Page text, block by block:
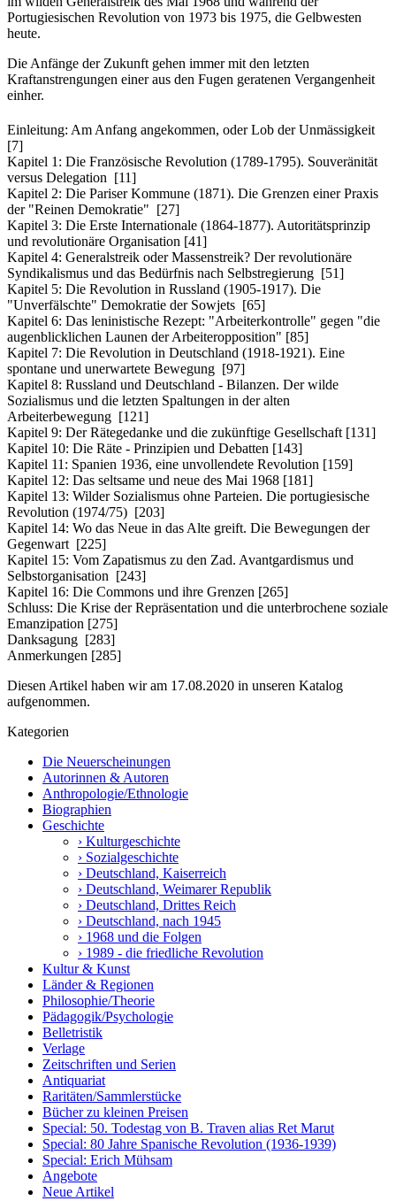
Portugiesischen Revolution von 1973 bis 1975, die Gelbwesten
heute.
Die Anfänge der Zukunft gehen immer mit den letzten
Kraftanstrengungen einer aus den Fugen geratenen Vergangenheit
einher.
Einleitung: Am Anfang angekommen, oder Lob der Unmässigkeit
[7]
Kapitel 1: Die Französische Revolution (1789-1795). Souveränität
versus Delegation [11]
Kapitel 2: Die Pariser Kommune (1871). Die Grenzen einer Praxis
der "Reinen Demokratie" [27]
Kapitel 3: Die Erste Internationale (1864-1877). Autoritätsprinzip
und revolutionäre Organisation [41]
Kapitel 4: Generalstreik oder Massenstreik? Der revolutionäre
Syndikalismus und das Bedürfnis nach Selbstregierung [51]
Kapitel 5: Die Revolution in Russland (1905-1917). Die
"Unverfälschte" Demokratie der Sowjets [65]
Kapitel 6: Das leninistische Rezept: "Arbeiterkontrolle" gegen "die
augenblicklichen Launen der Arbeiteropposition" [85]
Kapitel 7: Die Revolution in Deutschland (1918-1921). Eine
spontane und unerwartete Bewegung [97]
Kapitel 8: Russland und Deutschland - Bilanzen. Der wilde
Sozialismus und die letzten Spaltungen in der alten
Arbeiterbewegung [121]
Kapitel 9: Der Rätegedanke und die zukünftige Gesellschaft [131]
Kapitel 10: Die Räte - Prinzipien und Debatten [143]
Kapitel 11: Spanien 1936, eine unvollendete Revolution [159]
Kapitel 12: Das seltsame und neue des Mai 1968 [181]
Kapitel 13: Wilder Sozialismus ohne Parteien. Die portugiesische
Revolution (1974/75) [203]
Kapitel 14: Wo das Neue in das Alte greift. Die Bewegungen der
Gegenwart [225]
Kapitel 15: Vom Zapatismus zu den Zad. Avantgardismus und
Selbstorganisation [243]
Kapitel 16: Die Commons und ihre Grenzen [265]
Schluss: Die Krise der Repräsentation und die unterbrochene soziale
Emanzipation [275]
Danksagung [283]
Anmerkungen [285]
Diesen Artikel haben wir am 17.08.2020 in unseren Katalog
aufgenommen.
Kategorien
Die Neuerscheinungen
Autorinnen & Autoren
Anthropologie/Ethnologie
Biographien
Geschichte
› Kulturgeschichte
› Sozialgeschichte
› Deutschland, Kaiserreich
› Deutschland, Weimarer Republik
› Deutschland, Drittes Reich
› Deutschland, nach 1945
› 1968 und die Folgen
› 1989 - die friedliche Revolution
Kultur & Kunst
Länder & Regionen
Philosophie/Theorie
Pädagogik/Psychologie
Belletristik
Verlage
Zeitschriften und Serien
Antiquariat
Raritäten/Sammlerstücke
Bücher zu kleinen Preisen
Special: 50. Todestag von B. Traven alias Ret Marut
Special: 80 Jahre Spanische Revolution (1936-1939)
Special: Erich Mühsam
Angebote
Neue Artikel